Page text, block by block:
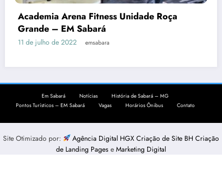
Academia Arena Fitness Unidade Roça
Grande – EM Sabará
11 de julho de 2022 emsabara
Em Sabará Notícias
História de Sabará – MG
Pontos Turísticos – EM Sabará
Vagas Horários Ônibus Contato
Site Otimizado por: Agência Digital HGX Criação de Site BHCriação
de Landing Pages e Marketing Digital